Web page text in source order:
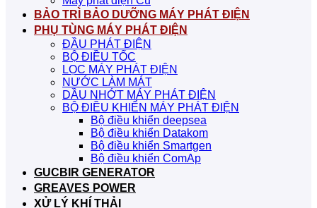
BẢO TRÌ BẢO DƯỠNG MÁY PHÁT ĐIỆN
PHỤ TÙNG MÁY PHÁT ĐIỆN
ĐẦU PHÁT ĐIỆN
BỘ ĐIỀU TỐC
LỌC MÁY PHÁT ĐIỆN
NƯỚC LÀM MÁT
DẦU NHỚT MÁY PHÁT ĐIỆN
BỘ ĐIỀU KHIỂN MÁY PHÁT ĐIỆN
Bộ điều khiển deepsea
Bộ điều khiển Datakom
Bộ điều khiển Smartgen
Bộ điều khiển ComAp
GUCBIR GENERATOR
GREAVES POWER
XỬ LÝ KHÍ THẢI